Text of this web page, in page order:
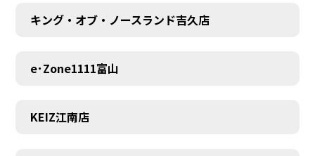
キング・オブ・ノースランド吉久店
e･Zone1111富山
KEIZ江南店